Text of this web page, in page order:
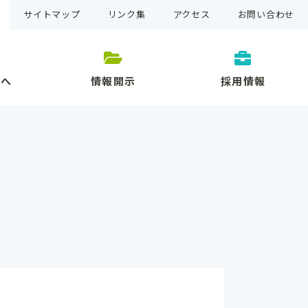
サイトマップ リンク集 アクセス お問い合わせ
情報開示 採用情報